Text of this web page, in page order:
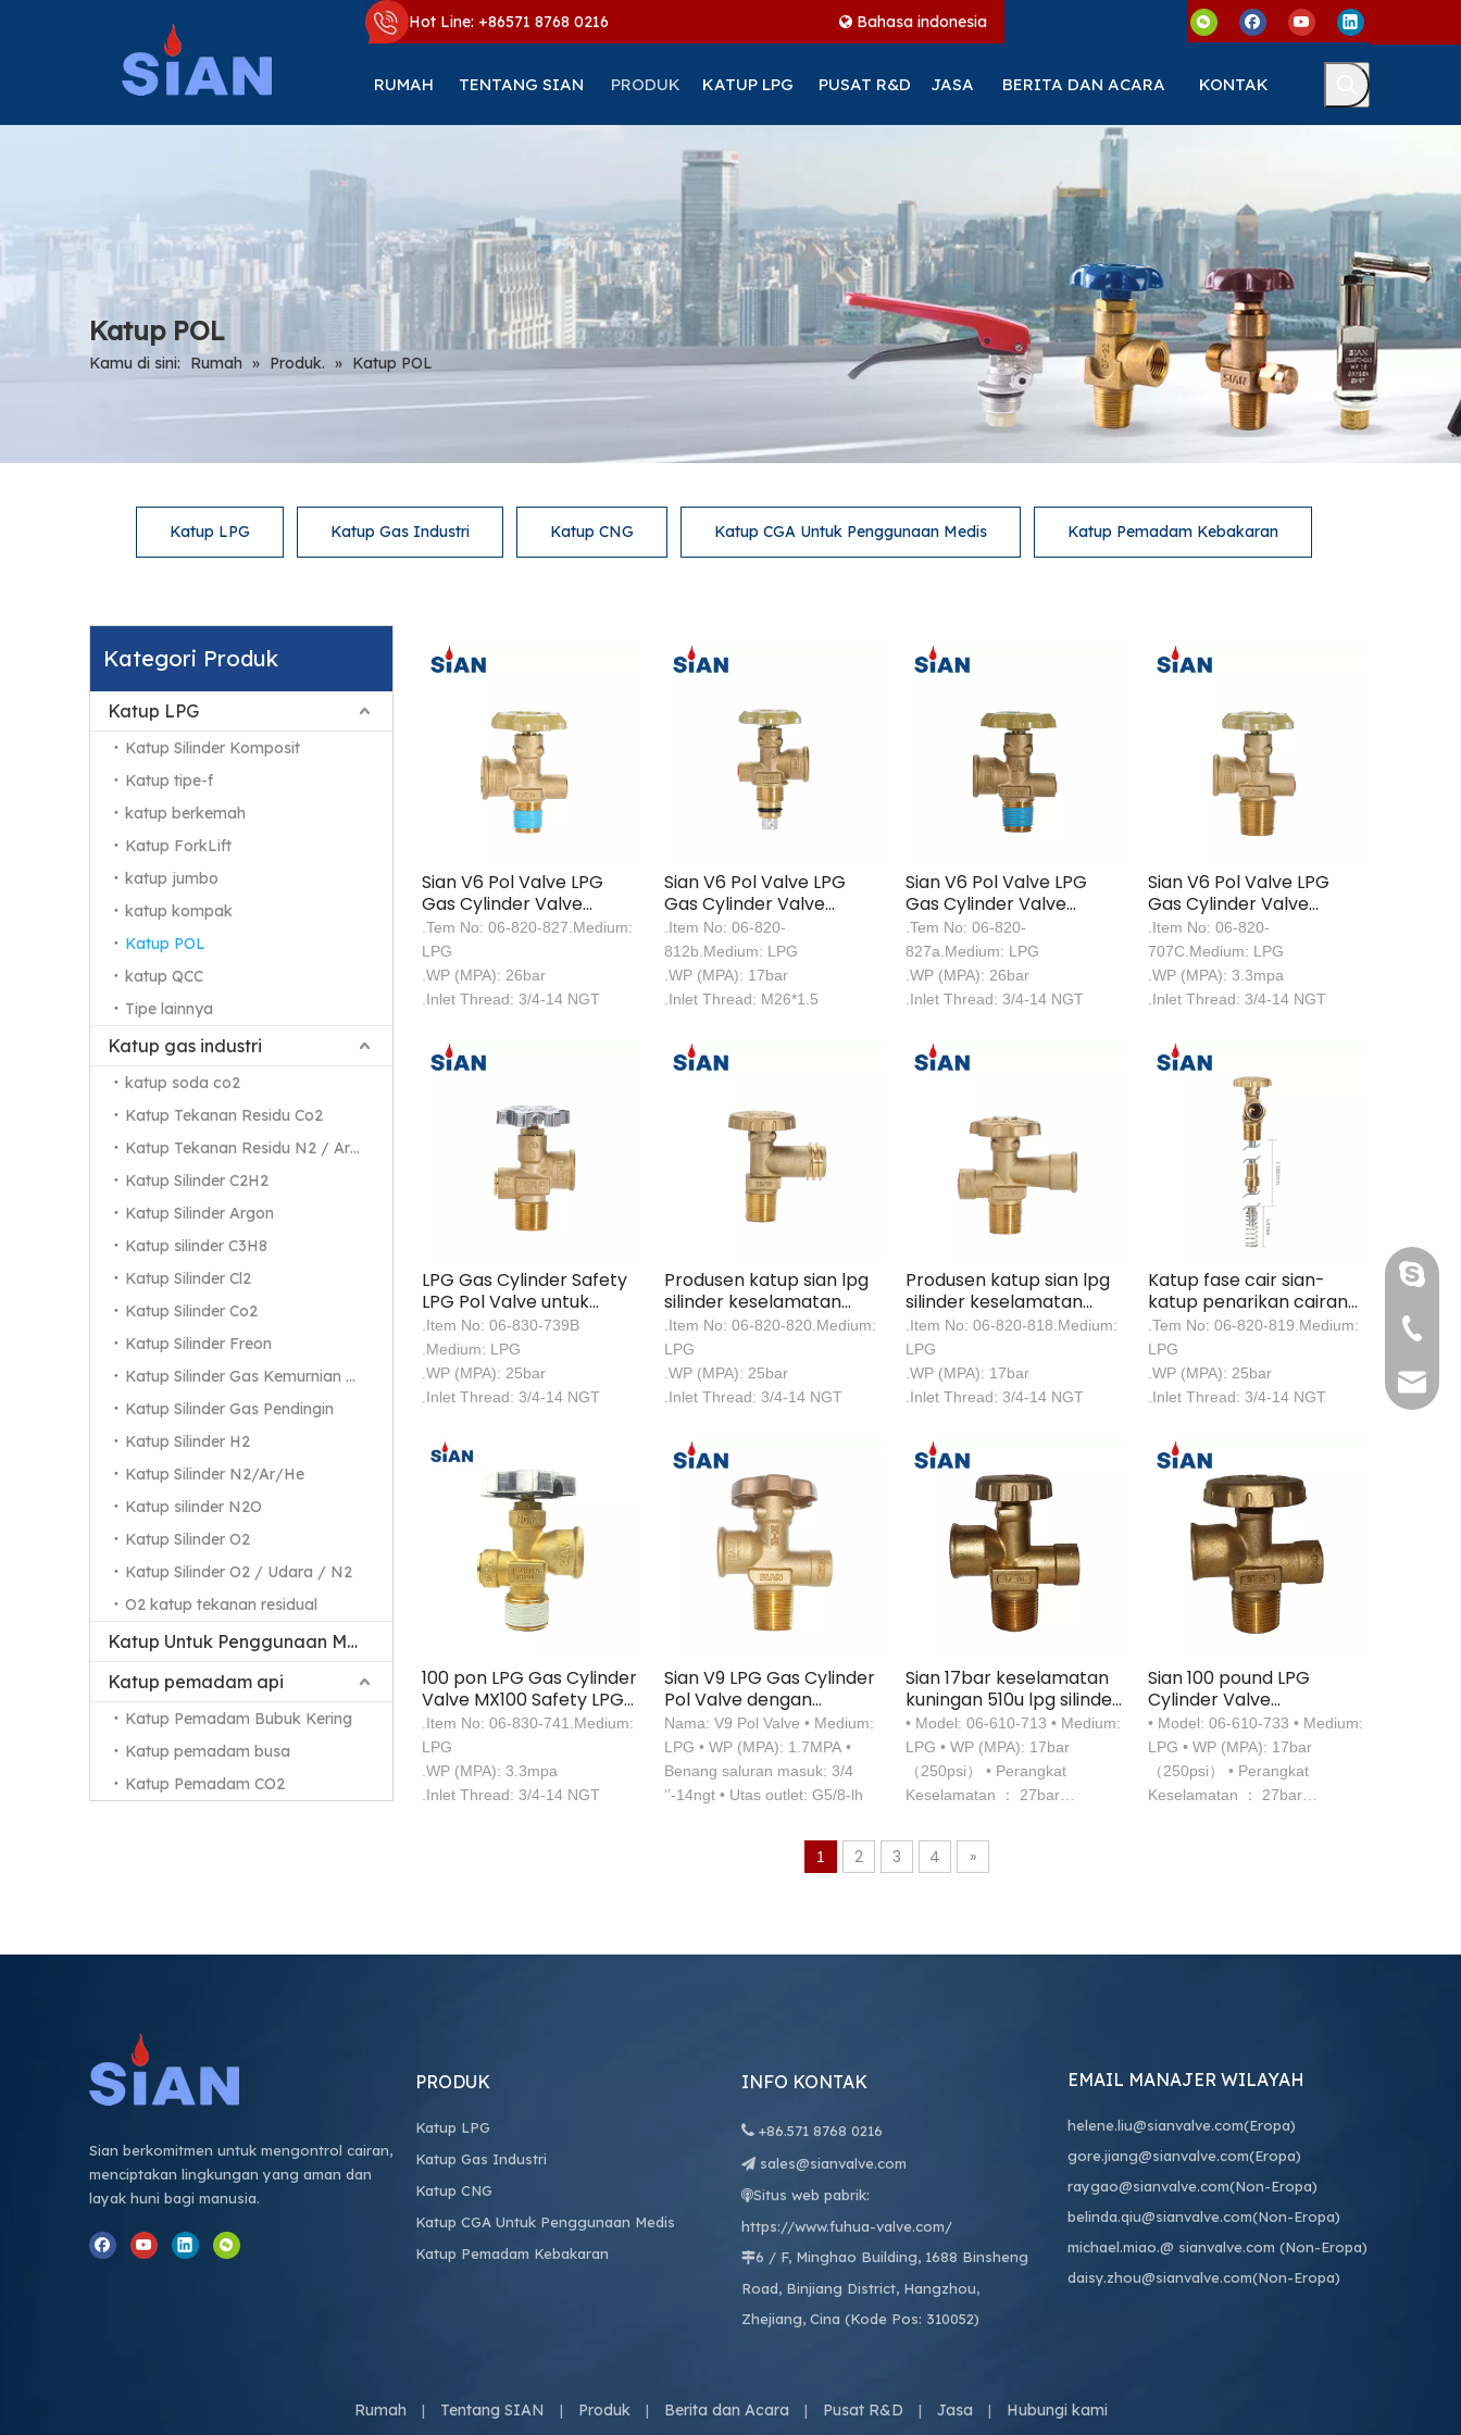
Hot Line: +86571 8768 0216 Bahasa indonesia
RUMAH TENTANG SIAN PRODUK KATUP LPG PUSAT R&D JASA BERITA DAN ACARA KONTAK
Katup POL
Kamu di sini: Rumah » Produk. » Katup POL
Katup LPG Katup Gas Industri Katup CNG Katup CGA Untuk Penggunaan Medis Katup Pemadam Kebakaran
Kategori Produk
Katup LPG
Katup Silinder Komposit
Katup tipe-f
katup berkemah
Katup ForkLift
katup jumbo
katup kompak
Katup POL
katup QCC
Tipe lainnya
Katup gas industri
katup soda co2
Katup Tekanan Residu Co2
Katup Tekanan Residu N2 / Ar / He
Katup Silinder C2H2
Katup Silinder Argon
Katup silinder C3H8
Katup Silinder Cl2
Katup Silinder Co2
Katup Silinder Freon
Katup Silinder Gas Kemurnian Tinggi
Katup Silinder Gas Pendingin
Katup Silinder H2
Katup Silinder N2/Ar/He
Katup silinder N2O
Katup Silinder O2
Katup Silinder O2 / Udara / N2
O2 katup tekanan residual
Katup Untuk Penggunaan Medis
Katup pemadam api
Katup Pemadam Bubuk Kering
Katup pemadam busa
Katup Pemadam CO2
Sian V6 Pol Valve LPG
Gas Cylinder Valve
Safety LPG Pol Valve
.Tem No: 06-820-827.Medium:
LPG
.WP (MPA): 26bar
.Inlet Thread: 3/4-14 NGT
Sian V6 Pol Valve LPG
Gas Cylinder Valve
Safety LPG Valve
.Item No: 06-820-
812b.Medium: LPG
.WP (MPA): 17bar
.Inlet Thread: M26*1.5
Sian V6 Pol Valve LPG
Gas Cylinder Valve
Safety LPG Pol Valve
.Tem No: 06-820-
827a.Medium: LPG
.WP (MPA): 26bar
.Inlet Thread: 3/4-14 NGT
Sian V6 Pol Valve LPG
Gas Cylinder Valve
Safety LPG Pol Valve
.Item No: 06-820-
707C.Medium: LPG
.WP (MPA): 3.3mpa
.Inlet Thread: 3/4-14 NGT
LPG Gas Cylinder Safety
LPG Pol Valve untuk
Meksiko
.Item No: 06-830-739B
.Medium: LPG
.WP (MPA): 25bar
.Inlet Thread: 3/4-14 NGT
Produsen katup sian lpg
silinder keselamatan
katup Pol kuningan
.Item No: 06-820-820.Medium:
LPG
.WP (MPA): 25bar
.Inlet Thread: 3/4-14 NGT
Produsen katup sian lpg
silinder keselamatan
katup POL brass-v6
.Item No: 06-820-818.Medium:
LPG
.WP (MPA): 17bar
.Inlet Thread: 3/4-14 NGT
Katup fase cair sian-
katup penarikan cairan
LPG keamanan tinggi
.Tem No: 06-820-819.Medium:
LPG
.WP (MPA): 25bar
.Inlet Thread: 3/4-14 NGT
100 pon LPG Gas Cylinder
Valve MX100 Safety LPG
Pol Valve Untuk Meksiko
.Item No: 06-830-741.Medium:
LPG
.WP (MPA): 3.3mpa
.Inlet Thread: 3/4-14 NGT
Sian V9 LPG Gas Cylinder
Pol Valve dengan
Sertifikasi SABS
Nama: V9 Pol Valve • Medium:
LPG • WP (MPA): 1.7MPA •
Benang saluran masuk: 3/4
‘’-14ngt • Utas outlet: G5/8-lh
Sian 17bar keselamatan
kuningan 510u lpg silinder
mexico 40 lbs Pol Valves
• Model: 06-610-713 • Medium:
LPG • WP (MPA): 17bar
（250psi） • Perangkat
Keselamatan ： 27bar
masuk: 3/4-14 NGT • Utas
outlet: 0.885-14ngo-lh-int
Sian 100 pound LPG
Cylinder Valve
Kompatibel dengan
Katup Pol Untuk Koneksi
Mudah
• Model: 06-610-733 • Medium:
LPG • WP (MPA): 17bar
（250psi） • Perangkat
Keselamatan ： 27bar
1 2 3 4 »
Sian berkomitmen untuk mengontrol cairan,
menciptakan lingkungan yang aman dan
layak huni bagi manusia.
PRODUK
Katup LPG
Katup Gas Industri
Katup CNG
Katup CGA Untuk Penggunaan Medis
Katup Pemadam Kebakaran
+86
INFO KONTAK
 +86.571 8768 0216
 sales@sianvalve.com
Situs web pabrik:
https://www.fuhua-valve.com/
6 / F, Minghao Building, 1688 Binsheng
Road, Binjiang District, Hangzhou,
Zhejiang, Cina (Kode Pos: 310052)
EMAIL MANAJER WILAYAH
helene.liu@sianvalve.com(Eropa)
gore.jiang@sianvalve.com(Eropa)
raygao@sianvalve.com(Non-Eropa)
belinda.qiu@sianvalve.com(Non-Eropa)
michael.miao.@ sianvalve.com (Non-Eropa)
daisy.zhou@sianvalve.com(Non-Eropa)
Rumah | Tentang SIAN | Produk | Berita dan Acara | Pusat R&D | Jasa | Hubungi kami